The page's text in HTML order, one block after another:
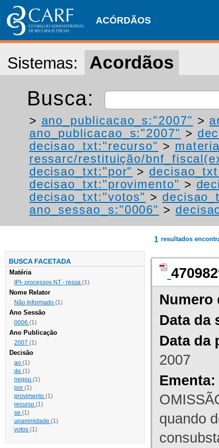
ACÓRDÃOS
Sistemas: Acordãos
Busca:
> ano_publicacao_s:"2007" >
ano_publicacao_s:"2007" >
decisao_txt:"recurso" >
ressarc/restituição/
decisao_txt:"por" >
decisao_txt:"provimento" >
decisao_txt:"votos" >
ano_sessao_s:"0006" >
BUSCA FACETADA
Matéria
IPI- processos NT - ressa (1)
Nome Relator
Não Informado (1)
Ano Sessão
0006 (1)
Ano Publicação
2007 (1)
Decisão
ao (1)
de (1)
negou (1)
por (1)
provimento (1)
recurso (1)
se (1)
unanimidade (1)
votos (1)
1 resultados
Numero
Data da
Data da
2007
Ementa:
quando